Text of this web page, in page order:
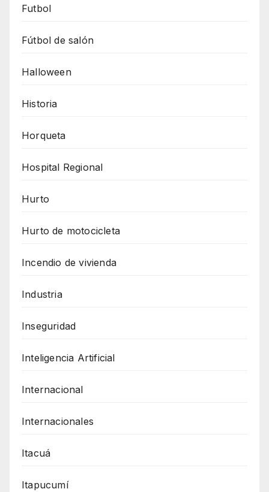
Futbol
Fútbol de salón
Halloween
Historia
Horqueta
Hospital Regional
Hurto
Hurto de motocicleta
Incendio de vivienda
Industria
Inseguridad
Inteligencia Artificial
Internacional
Internacionales
Itacuá
Itapucumí